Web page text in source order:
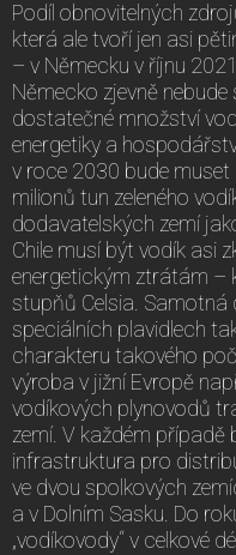
Podíl obnovitelných
která ale tvoří jen asi
– v Německu v říjnu
Německo zjevně
dostatečné množství
energetiky a
v roce 2030 bude
milionů tun zeleného
dodavatelských zemí
Chile musí být vodík asi
energetickým ztrátám –
stupňů Celsia. Samotná
speciálních plavidlech
charakteru takového
výroba v jižní Evropě
vodíkových plynovodů
zemí. V každém případě
infrastruktura pro
ve dvou spolkových
a v Dolním Sasku. Do
„vodíkovody“ v celkové